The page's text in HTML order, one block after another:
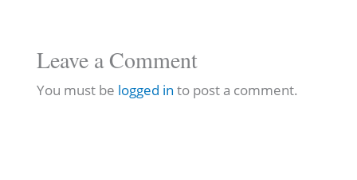
Leave a Comment
You must be logged in to post a comment.